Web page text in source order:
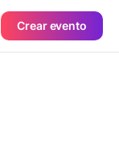
Crear evento